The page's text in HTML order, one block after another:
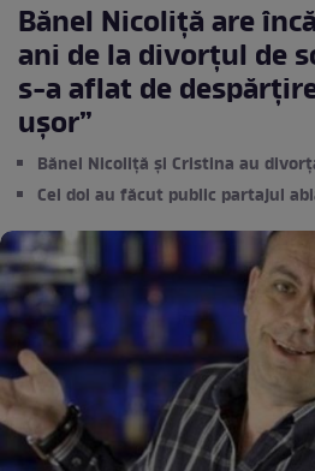
Bănel Nicoliță are
ani de la divorțul de
s-a aflat de
ușor”
Bănel Nicoliță și Cristina au
Cei doi au făcut public partajul